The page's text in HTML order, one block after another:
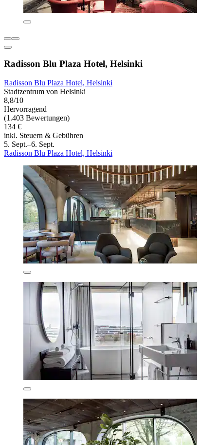
Radisson Blu Plaza Hotel, Helsinki
Radisson Blu Plaza Hotel, Helsinki
Stadtzentrum von Helsinki
8,8/10
Hervorragend
(1.403 Bewertungen)
134 €
inkl. Steuern & Gebühren
5. Sept.–6. Sept.
Radisson Blu Plaza Hotel, Helsinki